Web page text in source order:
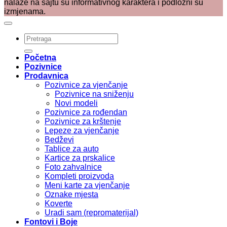
nalaze na sajtu su informativnog karaktera i podložni su
izmjenama.
Pretraži:
Početna
Pozivnice
Prodavnica
Pozivnice za vjenčanje
Pozivnice na sniženju
Novi modeli
Pozivnice za rođendan
Pozivnice za krštenje
Lepeze za vjenčanje
Bedževi
Tablice za auto
Kartice za prskalice
Foto zahvalnice
Kompleti proizvoda
Meni karte za vjenčanje
Oznake mjesta
Koverte
Uradi sam (repromaterijal)
Fontovi i Boje